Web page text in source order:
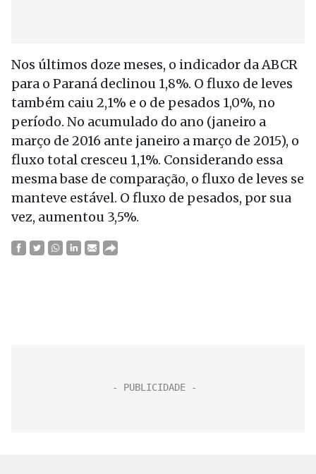
Nos últimos doze meses, o indicador da ABCR
para o Paraná declinou 1,8%. O fluxo de leves
também caiu 2,1% e o de pesados 1,0%, no
período. No acumulado do ano (janeiro a
março de 2016 ante janeiro a março de 2015), o
fluxo total cresceu 1,1%. Considerando essa
mesma base de comparação, o fluxo de leves se
manteve estável. O fluxo de pesados, por sua
vez, aumentou 3,5%.